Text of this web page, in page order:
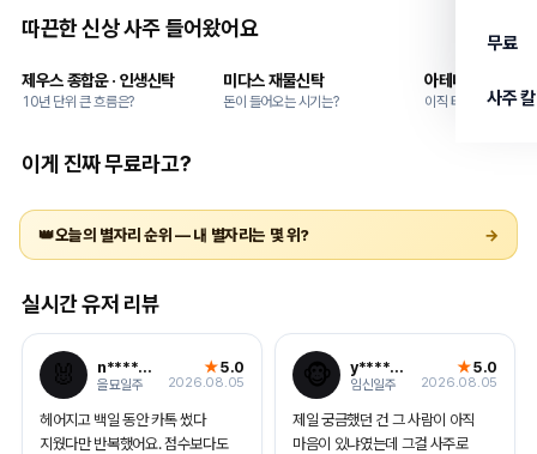
무료
사주
따끈한 신상 사주 들어왔어요
N
NEW
제우스 종합운 · 인생신탁
10년 단위 큰 흐름은?
N
NEW
미다스 재물신탁
돈이 들어오는 시기는?
N
NEW
아테나 직장신탁
이직 타이밍, 지금일
이게 진짜 무료라고?
무료
아폴론이 매일 새로 봐드리는 하루의 흐름
👑오늘의 별자리 순위 — 내 별자리는 몇 위? →
실시간 유저 리뷰
🐰 n****@naver.com
을묘일주
★5.0
2026.08.05
헤어지고 백일 동안 카톡 썼다
지웠다만 반복했어요. 점수보다도
🐵 y****@gmail.com
임신일주
★5.0
2026.08.05
제일 궁금했던 건 그 사람이 아직
마음이 있냐였는데 그걸 사주로